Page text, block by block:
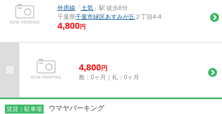
外房線 「 土気 」駅 徒歩8分
千葉県千葉市緑区あすみが丘 ２丁目4-4
4,800円
4,800円
敷：0ヶ月｜礼：0ヶ月
賃貸｜駐車場 ウマヤパーキング